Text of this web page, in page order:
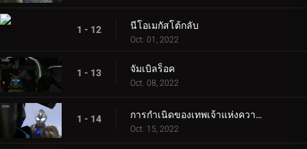
1 - 12 นีโอเมกัสโต้กลับ
Oct. 01, 2022
1 - 13 จัมเบิลร็อค
Oct. 08, 2022
1 - 14 การกำเนิดของเทพเจ้าแห่งความมืด
Oct. 15, 2022